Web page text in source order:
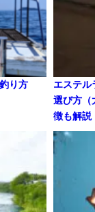
り方
エステル
選び方（
徴も解説